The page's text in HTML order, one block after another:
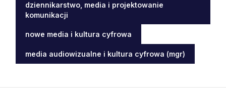
dziennikarstwo, media i projektowanie
komunikacji
nowe media i kultura cyfrowa
media audiowizualne i kultura cyfrowa (mgr)